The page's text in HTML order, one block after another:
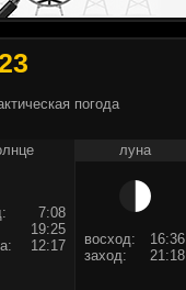
погода
луна
7:08
19:25
12:17 восход:
16:36
заход:
21:18